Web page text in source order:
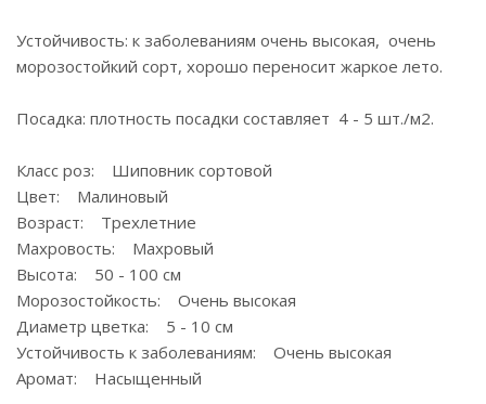
Устойчивость: к заболеваниям очень высокая, очень
морозостойкий сорт, хорошо переносит жаркое лето.
Посадка: плотность посадки составляет 4 - 5 шт./м2.
Класс роз: Шиповник сортовой
Цвет: Малиновый
Возраст: Трехлетние
Махровость: Махровый
Высота: 50 - 100 см
Морозостойкость: Очень высокая
Диаметр цветка: 5 - 10 см
Устойчивость к заболеваниям: Очень высокая
Аромат: Насыщенный